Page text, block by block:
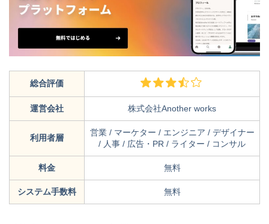
総合評価
運営会社 株式会社Another works
利用者層
営業 / マーケター / エンジニア / デザイナー
/ 人事 / 広告・PR / ライター / コンサル
料金 無料
システム手数料 無料